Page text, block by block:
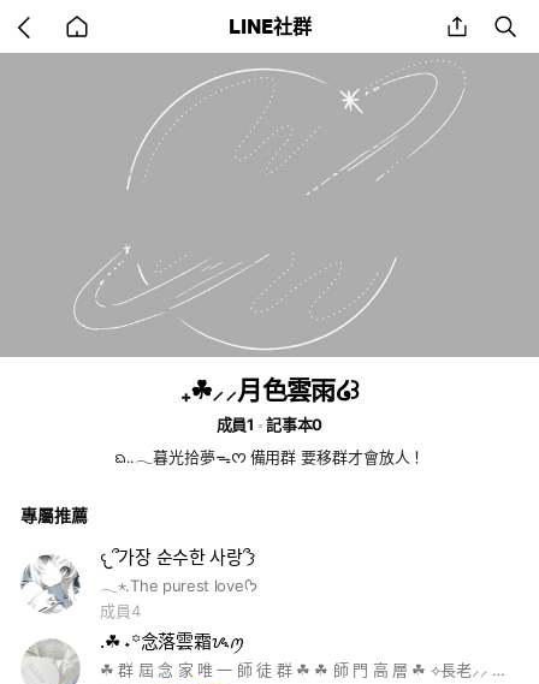
back
to
LINE社群 share
₊☘︎⸝⸝月色雲雨໒꒱
成員1
記事本0
ᨳ..𓂃暮光拾夢ᯓᰔ 備用群 要移群才會放人！
專屬推薦
𐔌՞가장 순수한 사랑՞𐦯
𓂃⋆.The purest loveᡣ𐭩
成員4
.☘︎ ˖꙳念落雲霜ᝰꪑ
☘︎ 群 屆 念 家 唯 一 師 徒 群 ☘︎ ☘︎ 師 門 高 層 ☘︎ ⟡長老⸝⸝ 念 霜｜念 宇 ⟡掌門⸝⸝ 念 歆 ⟡副門⸝⸝ 念 愉 ☘︎ 教 學 內 容 ☘︎ ⑅︎創 群 經 營｜優 質 排 版⑅︎ ⑅︎影 片 剪 輯｜製 圖 修 圖⑅︎ ⑅︎唱 歌 教 學｜課 業 指 導⑅︎ ☘︎ 對 外 主 要 ☘︎ 收 徒 弟ᝰ收 合 作 不 收 合 併ᝰ不 收 分 門 無對立師門 ☘︎合 作 師 門 ☘︎ 瑀｜暻｜妘 黎｜沐｜潞 翟｜隱｜梓 ⌗合作請前往合作專區⌗ ⌗認師請申請觀察分群⌗ .☆.｡. 𝒴𝒰・°.☆. #念家 #念氏 #認師 #師徒 #創群